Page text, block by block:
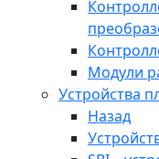
Модули
Устройства
Назад